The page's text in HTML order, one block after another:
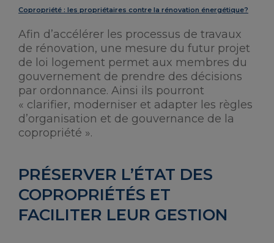
Copropriété : les propriétaires contre la rénovation énergétique?
Afin d’accélérer les processus de travaux
de rénovation, une mesure du futur projet
de loi logement permet aux membres du
gouvernement de prendre des décisions
par ordonnance. Ainsi ils pourront
« clarifier, moderniser et adapter les règles
d’organisation et de gouvernance de la
copropriété ».
PRÉSERVER L’ÉTAT DES
COPROPRIÉTÉS ET
FACILITER LEUR GESTION